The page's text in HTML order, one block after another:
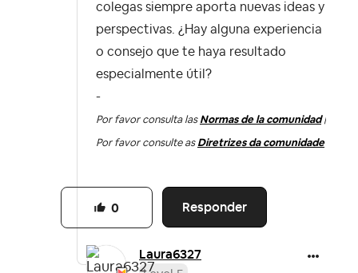
colegas siempre aporta nuevas ideas y
perspectivas. ¿Hay alguna experiencia
o consejo que te haya resultado
especialmente útil?
-
Por favor consulta las Normas de la comunidad|
Por favor consulte as Diretrizes da comunidade
Responder
0
Laura6327